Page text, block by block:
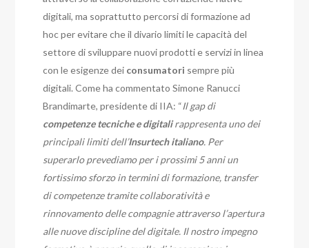
digitali, ma soprattutto percorsi di formazione ad
hoc per evitare che il divario limiti le capacità del
settore di sviluppare nuovi prodotti e servizi in linea
con le esigenze dei consumatori sempre più
digitali.Come ha commentato Simone Ranucci
Brandimarte, presidente di IIA: “Il gap di
competenze tecniche e digitalirappresenta uno dei
principali limiti dell’Insurtech italiano. Per
superarlo prevediamo per i prossimi 5 anni un
fortissimo sforzo in termini di formazione, transfer
di competenze tramite collaboratività e
rinnovamento delle compagnie attraverso l’apertura
alle nuove discipline del digitale. Il nostro impegno